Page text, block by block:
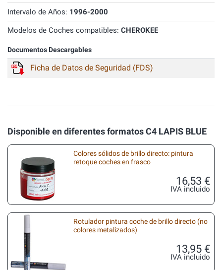
Intervalo de Años: 1996-2000
Modelos de Coches compatibles: CHEROKEE
Documentos Descargables
Ficha de Datos de Seguridad (FDS)
Disponible en diferentes formatos C4 LAPIS BLUE
Colores sólidos de brillo directo: pintura
retoque coches en frasco
16,53 €
IVA incluido
Rotulador pintura coche de brillo directo (no
colores metalizados)
13,95 €
IVA incluido